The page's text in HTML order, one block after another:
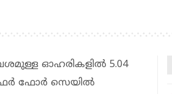
ഓഹരികളില്‍ 5.04
ഓഫര്‍ ഫോര്‍ സെയില്‍